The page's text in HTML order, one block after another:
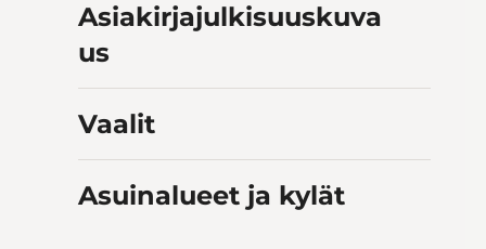
Asiakirjajulkisuuskuva
us
Vaalit
Asuinalueet ja kylät